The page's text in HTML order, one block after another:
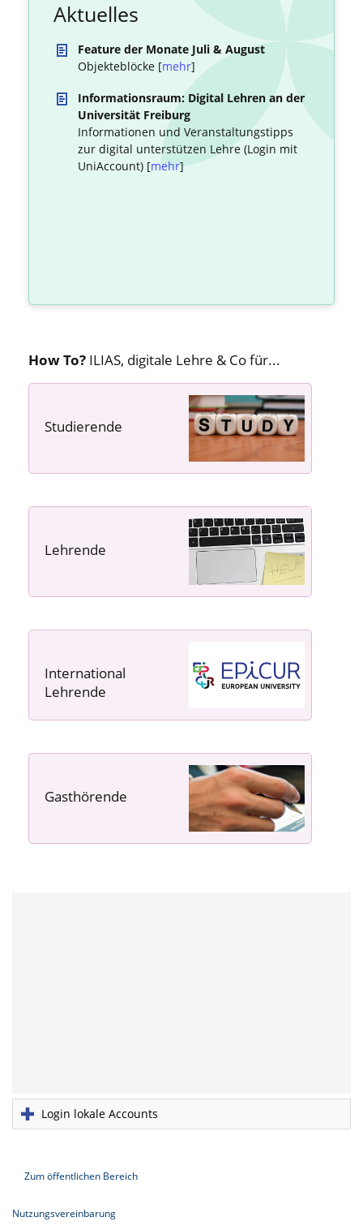
Aktuelles
Feature der Monate Juli & August
Objekteblöcke [mehr]
Informationsraum: Digital Lehren an der
Universität Freiburg
Informationen und Veranstaltungstipps
zur digital unterstützen Lehre (Login mit
UniAccount) [mehr]
How To? ILIAS, digitale Lehre & Co für...
Studierende
Lehrende
International
Lehrende
Gasthörende
Login lokale Accounts
Zum öffentlichen Bereich
Nutzungsvereinbarung